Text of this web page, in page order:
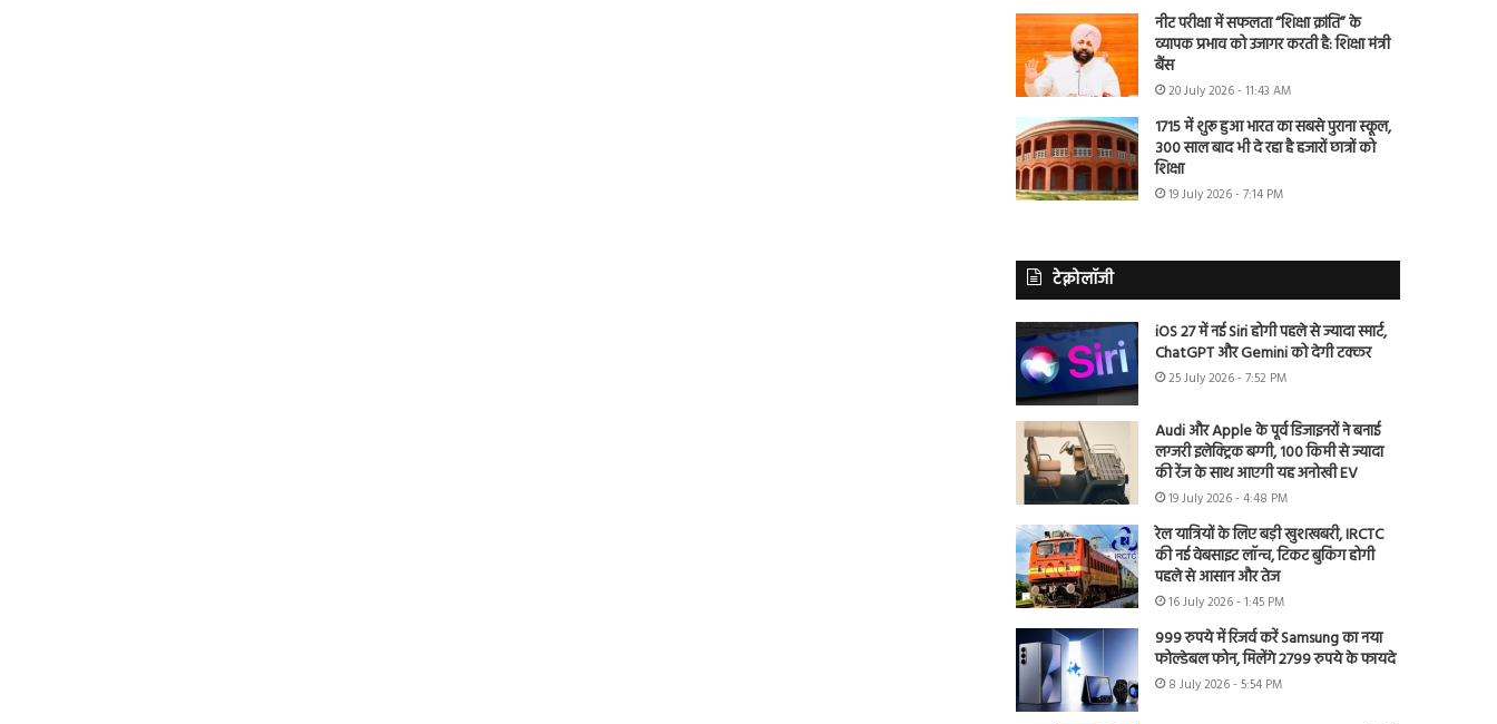
नीट परीक्षा में सफलता “शिक्षा क्रांति” के
व्यापक प्रभाव को उजागर करती है: शिक्षा मंत्री
बैंस
20 July 2026 - 11:43 AM
1715 में शुरू हुआ भारत का सबसे पुराना स्कूल,
300 साल बाद भी दे रहा है हजारों छात्रों को
शिक्षा
19 July 2026 - 7:14 PM
टेक्नोलॉजी
iOS 27 में नई Siri होगी पहले से ज्यादा स्मार्ट,
ChatGPT और Gemini को देगी टक्कर
25 July 2026 - 7:52 PM
Audi और Apple के पूर्व डिजाइनरों ने बनाई
लग्जरी इलेक्ट्रिक बग्गी, 100 किमी से ज्यादा
की रेंज के साथ आएगी यह अनोखी EV
19 July 2026 - 4:48 PM
रेल यात्रियों के लिए बड़ी खुशखबरी, IRCTC
की नई वेबसाइट लॉन्च, टिकट बुकिंग होगी
पहले से आसान और तेज
16 July 2026 - 1:45 PM
999 रुपये में रिजर्व करें Samsung का नया
फोल्डेबल फोन, मिलेंगे 2799 रुपये के फायदे
8 July 2026 - 5:54 PM